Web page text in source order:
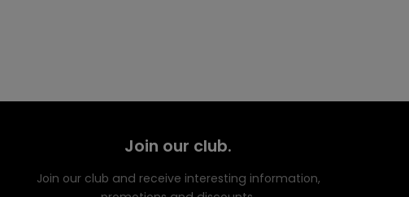
Join our club.
Join our club and receive interesting information,